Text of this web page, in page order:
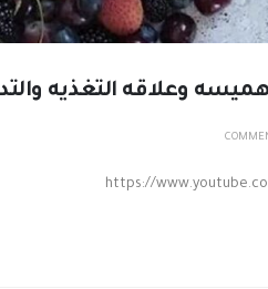
وعلاقه التغذيه
https://